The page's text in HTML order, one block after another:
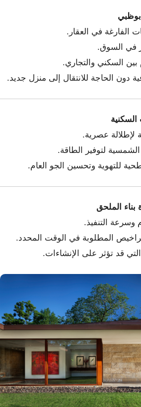
الفارغة في العقار.
في السوق.
بين السكني والتجاري.
دون الحاجة للانتقال إلى منزل جديد.
لإطلالة عصرية.
الشمسية لتوفير الطاقة.
للتهوية وتحسين الجو العام.
بناء الملحق
وسرعة التنفيذ.
المطلوبة في الوقت المحدد.
قد تؤثر على الإنشاءات.